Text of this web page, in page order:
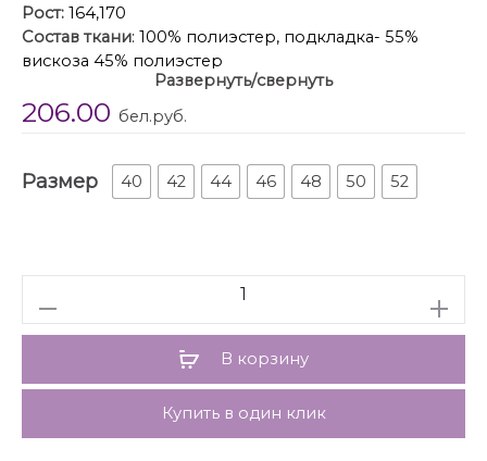
Рост: 164,170
Состав ткани: 100% полиэстер, подкладка- 55%
вискоза 45% полиэстер
: Мини-юбка из твида с высокой
посадкой(приобрести жакет с фото можно по арт.
талиевые вытачки, застежка сзади на потайную
молнию, на подкладке.
Развернуть/свернуть
206.00 бел.руб.
Размер 40 42 44 46 48 50 52
В корзину
Купить в один клик